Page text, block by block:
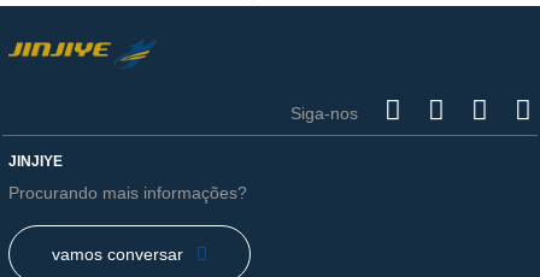
Siga-nos
JINJIYE
Procurando mais informações?
vamos conversar